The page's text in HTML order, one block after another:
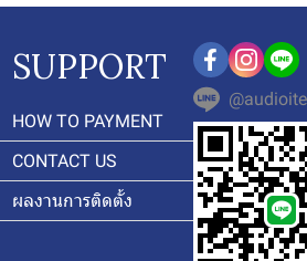
SUPPORT
HOW TO PAYMENT
CONTACT US
ผลงานการติดตั้ง